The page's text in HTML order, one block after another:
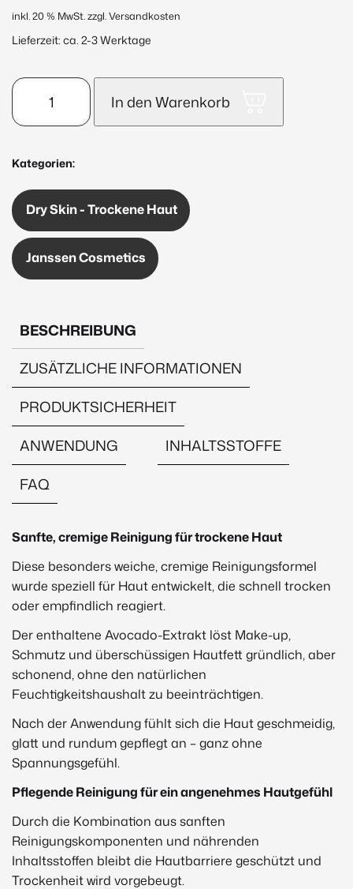
inkl. 20 % MwSt.zzgl. Versandkosten
Lieferzeit: ca. 2-3 Werktage
Mild
Creamy
Cleanser
200ml
Menge
In den Warenkorb
Kategorien:
Dry Skin - Trockene Haut
Janssen Cosmetics
BESCHREIBUNG
ZUSÄTZLICHE INFORMATIONEN
PRODUKTSICHERHEIT
ANWENDUNG
INHALTSSTOFFE
FAQ
Beschreibung
Sanfte, cremige Reinigung für trockene Haut
Diese besonders weiche, cremige Reinigungsformel
wurde speziell für Haut entwickelt, die schnell trocken
oder empfindlich reagiert.
Der enthaltene Avocado-Extrakt löst Make-up,
Schmutz und überschüssigen Hautfett gründlich, aber
schonend, ohne den natürlichen
Feuchtigkeitshaushalt zu beeinträchtigen.
Nach der Anwendung fühlt sich die Haut geschmeidig,
glatt und rundum gepflegt an – ganz ohne
Spannungsgefühl.
Pflegende Reinigung für ein angenehmes Hautgefühl
Durch die Kombination aus sanften
Reinigungskomponenten und nährenden
Inhaltsstoffen bleibt die Hautbarriere geschützt und
Trockenheit wird vorgebeugt.